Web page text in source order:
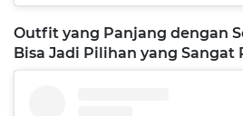
Outfit yang Panjang dengan
Bisa Jadi Pilihan yang Sangat